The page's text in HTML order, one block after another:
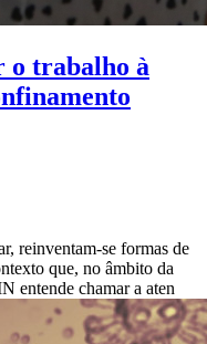
o trabalho à
reinventam-se formas de
que, no âmbito da
entende chamar a aten